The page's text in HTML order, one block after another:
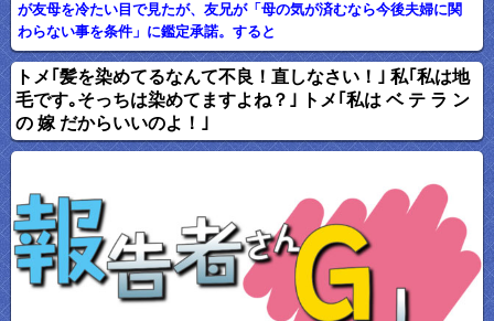
が友母を冷たい目で見たが、友兄が「母の気が済むなら今後夫婦に関
わらない事を条件」に鑑定承諾。すると
トメ｢髪を染めてるなんて不良！直しなさい！｣ 私｢私は地
毛です｡そっちは染めてますよね？｣ トメ｢私は ベ テ ラ ン
の 嫁 だからいいのよ！｣